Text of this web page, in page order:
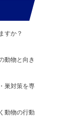
すか？
動物と向き
巣対策を専
動物の行動